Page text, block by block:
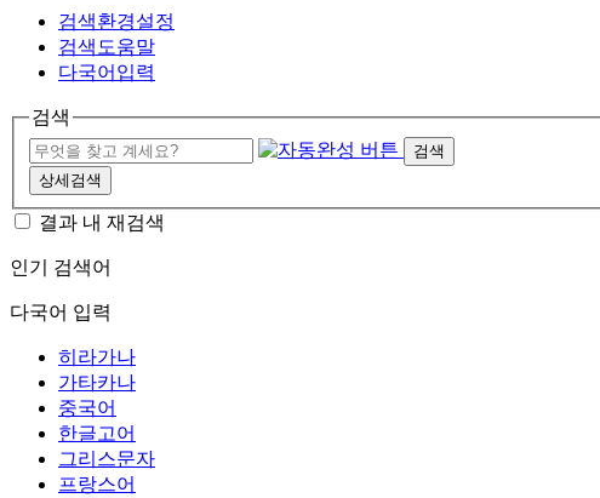
검색환경설정
검색도움말
다국어입력
검색
검색
상세검색
결과 내 재검색
인기 검색어
다국어 입력
히라가나
가타카나
중국어
한글고어
그리스문자
프랑스어